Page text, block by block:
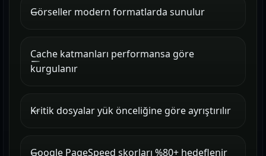
Görseller modern formatlarda sunulur
Cache katmanları performansa göre
kurgulanır
Kritik dosyalar yük önceliğine göre ayrıştırılır
Google PageSpeed skorları %80+ hedeflenir